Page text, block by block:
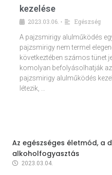
kezelése
2023.03.06. •
Egészség
A pajzsmirigy alulműködés
pajzsmirigy nem termel
következtében számos tünet
komolyan befolyásolhatják
pajzsmirigy alulműködés
létezik, …
Az egészséges életmód, a
alkoholfogyasztás
2023.03.04.